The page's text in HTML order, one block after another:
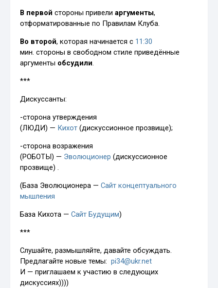
В первой стороны привелиаргументы,
отформатированные по Правилам Клуба.
Во второй, которая начинается с 11:30
мин. стороны в свободном стиле приведённые
аргументы обсудили.
***
Дискуссанты:
-сторона утверждения
(ЛЮДИ) — Кихот(дискуссионное прозвище);
-сторона возражения
(РОБОТЫ) — Эволюционер (дискуссионное
прозвище) .
(База Эволюционера —Сайт концептуального
мышления
База Кихота —Сайт Будущим)
***
Слушайте, размышляйте, давайте обсуждать.
Предлагайте новые темы:pi34@ukr.net
И — приглашаем к участию в следующих
дискуссиях))))